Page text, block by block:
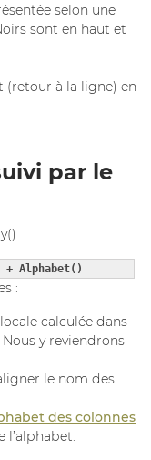
selon une
sont en haut et
(retour à la ligne) en
par le
+ Alphabet()
:
calculée dans
y reviendrons
le nom des
des colonnes
l’alphabet.